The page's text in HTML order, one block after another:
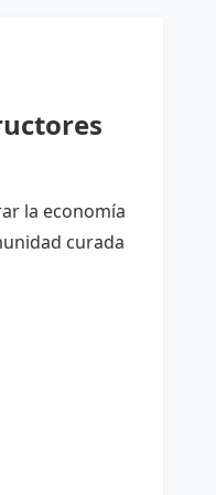
la economía
curada